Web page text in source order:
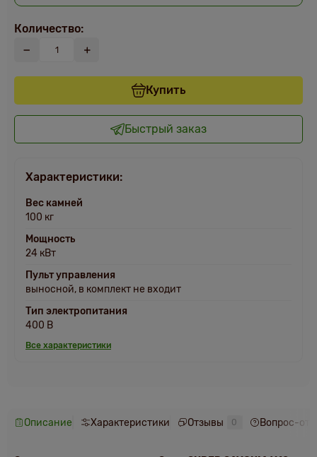
Количество:
Купить
Быстрый заказ
Характеристики:
Вес камней
100 кг
Мощность
24 кВт
Пульт управления
выносной, в комплект не входит
Тип электропитания
400 В
Все характеристики
Описание Характеристики Отзывы 0 Вопрос-